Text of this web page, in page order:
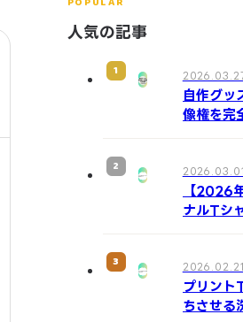
人気の記事
1
自作グッ
像権を完
2 2026.03.01
【2026
ナルTシ
3 2026.02.21
プリント
ちさせる